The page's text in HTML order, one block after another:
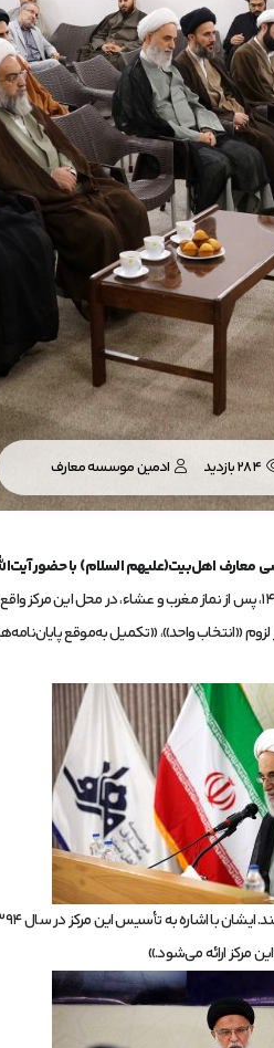
284 بازدید ادمین موسسه معارف
اهل‌بیت(علیهم السلام) با حضور
لزوم «انتخاب واحد»، «تکمیل به‌موقع